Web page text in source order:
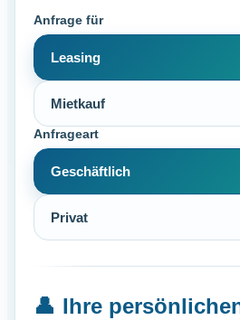
Anfrage für
Leasing
Mietkauf
Anfrageart
Geschäftlich
Privat
👤 Ihre